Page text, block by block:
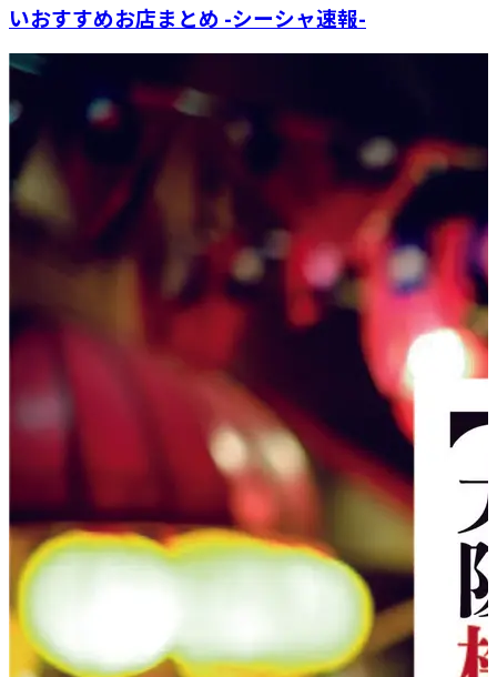
いおすすめお店まとめ -シーシャ速報-